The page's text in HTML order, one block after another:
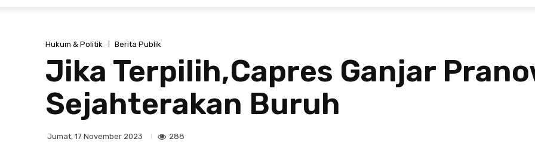
Hukum & Politik Berita Publik
Jika Terpilih,Capres Ganjar
Sejahterakan Buruh
Jumat, 17 November 2023 288